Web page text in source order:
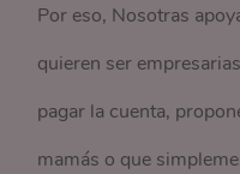
Por eso, Nosotras
quieren ser
pagar la cuenta,
mamás o que